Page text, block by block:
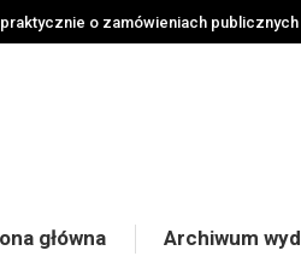
o zamówieniach publicznych
główna Archiwum